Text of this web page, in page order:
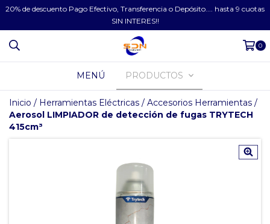
20% de descuento Pago Efectivo, Transferencia o Depósito.... hasta 9 cuotas
SIN INTERES!!
0
MENÚ PRODUCTOS
Inicio / Herramientas Eléctricas / Accesorios Herramientas /
Aerosol LIMPIADOR de detección de fugas TRYTECH
415cm³